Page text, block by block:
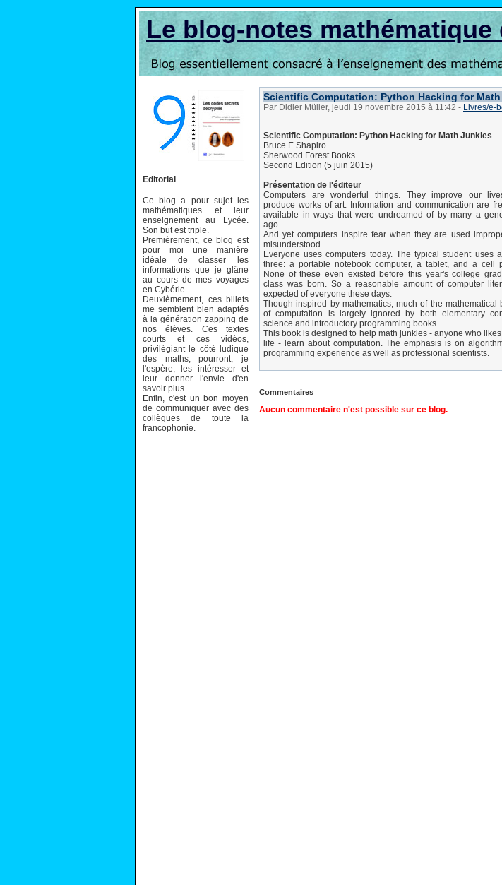
Le blog-notes mathématique
Editorial
Ce blog a pour sujet les
mathématiques et leur
enseignement au Lycée.
Son but est triple.
Premièrement, ce blog est
pour moi une manière
idéale de classer les
informations que je glâne
au cours de mes voyages
en Cybérie.
Deuxièmement, ces billets
me semblent bien adaptés
à la génération zapping de
nos élèves. Ces textes
courts et ces vidéos,
privilégiant le côté ludique
des maths, pourront, je
l'espère, les intéresser et
leur donner l'envie d'en
savoir plus.
Enfin, c'est un bon moyen
de communiquer avec des
collègues de toute la
francophonie.
Scientific Computation: Python Hacking for
Par Didier Müller, jeudi 19 novembre 2015 à 11:42 - Livres/e-
Scientific Computation: Python Hacking for Math Junkies
Bruce E Shapiro
Sherwood Forest Books
Second Edition (5 juin 2015)
Présentation de l'éditeur
Computers are wonderful things. They improve our
produce works of art. Information and communication are
available in ways that were undreamed of by many a
ago.
And yet computers inspire fear when they are used
misunderstood.
Everyone uses computers today. The typical student uses
three: a portable notebook computer, a tablet, and a cell
None of these even existed before this year's college
class was born. So a reasonable amount of computer
expected of everyone these days.
Though inspired by mathematics, much of the mathematical
of computation is largely ignored by both elementary
science and introductory programming books.
This book is designed to help math junkies - anyone who
life - learn about computation. The emphasis is on
programming experience as well as professional scientists.
Commentaires
Aucun commentaire n'est possible sur ce blog.